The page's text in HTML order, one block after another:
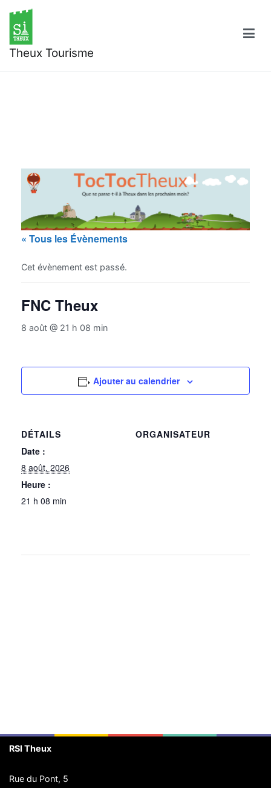
contenu
Theux Tourisme
« Tous les Évènements
Cet évènement est passé.
FNC Theux
8 août @ 21 h 08 min
Ajouter au calendrier
DÉTAILS
Date :
8 août, 2026
Heure :
21 h 08 min
ORGANISATEUR
RSI Theux
Rue du Pont, 5